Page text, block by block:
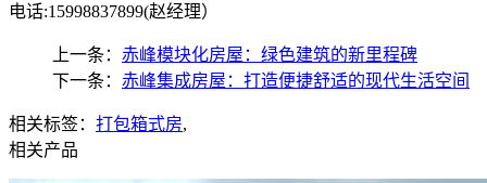
电话:15998837899(赵经理）
上一条： 赤峰模块化房屋：绿色建筑的新里程碑
下一条： 赤峰集成房屋：打造便捷舒适的现代生活空间
相关标签： 打包箱式房,
相关产品